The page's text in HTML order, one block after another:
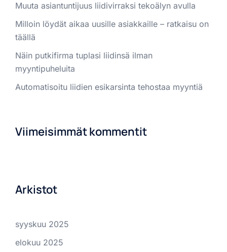
Muuta asiantuntijuus liidivirraksi tekoälyn avulla
Milloin löydät aikaa uusille asiakkaille – ratkaisu on
täällä
Näin putkifirma tuplasi liidinsä ilman
myyntipuheluita
Automatisoitu liidien esikarsinta tehostaa myyntiä
Viimeisimmät kommentit
Arkistot
syyskuu 2025
elokuu 2025